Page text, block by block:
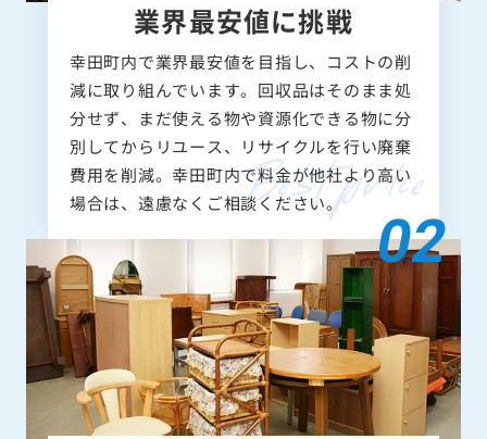
業界最安値に挑戦
幸田町内で業界最安値を目指し、コストの削
減に取り組んでいます。回収品はそのまま処
分せず、まだ使える物や資源化できる物に分
別してからリユース、リサイクルを行い廃棄
費用を削減。幸田町内で料金が他社より高い
場合は、遠慮なくご相談ください。